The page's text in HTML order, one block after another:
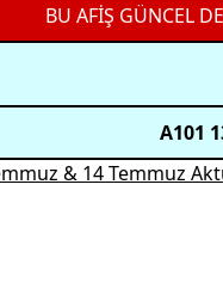
BU AFİŞ GÜNCEL
A101